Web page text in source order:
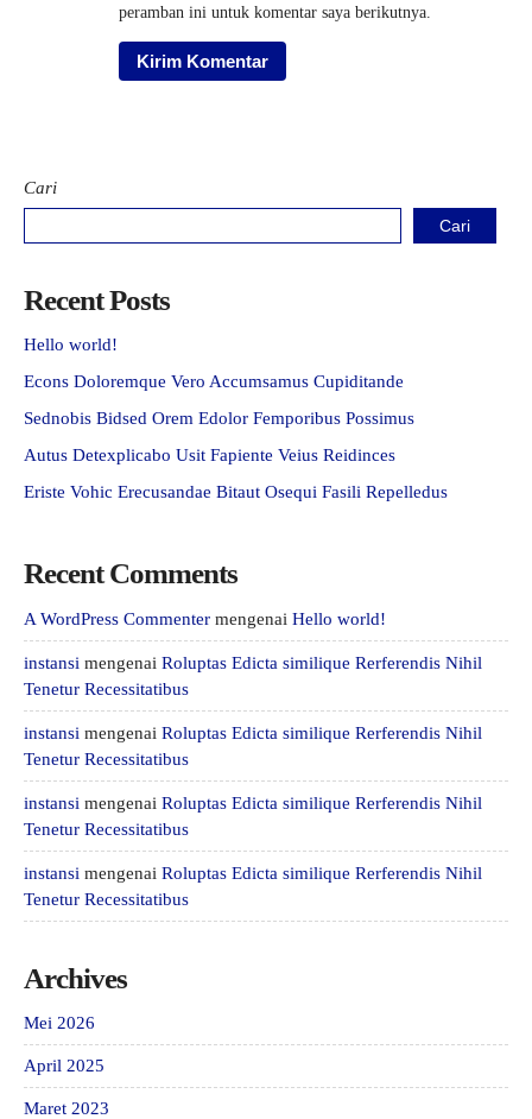
peramban ini untuk komentar saya berikutnya.
Cari
Cari
Recent Posts
Hello world!
Econs Doloremque Vero Accumsamus Cupiditande
Sednobis Bidsed Orem Edolor Femporibus Possimus
Autus Detexplicabo Usit Fapiente Veius Reidinces
Eriste Vohic Erecusandae Bitaut Osequi Fasili Repelledus
Recent Comments
A WordPress Commenter mengenai Hello world!
instansi mengenai Roluptas Edicta similique Rerferendis Nihil
Tenetur Recessitatibus
instansi mengenai Roluptas Edicta similique Rerferendis Nihil
Tenetur Recessitatibus
instansi mengenai Roluptas Edicta similique Rerferendis Nihil
Tenetur Recessitatibus
instansi mengenai Roluptas Edicta similique Rerferendis Nihil
Tenetur Recessitatibus
Archives
Mei 2026
April 2025
Maret 2023